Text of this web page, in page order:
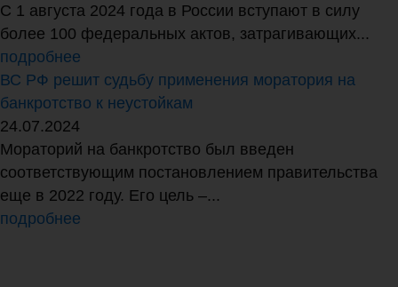
С 1 августа 2024 года в России вступают в силу
более 100 федеральных актов, затрагивающих...
подробнее
ВС РФ решит судьбу применения моратория на
банкротство к неустойкам
24.07.2024
Мораторий на банкротство был введен
соответствующим постановлением правительства
еще в 2022 году. Его цель –...
подробнее